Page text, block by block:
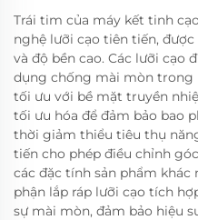
Trái tim của máy kết tinh
nghệ lưỡi cạo tiên tiến,
và độ bền cao. Các lưỡi cạo
dụng chống mài mòn trong
tối ưu với bề mặt truyền
tối ưu hóa để đảm bảo bao
thời giảm thiểu tiêu thụ
tiến cho phép điều chỉnh
các đặc tính sản phẩm khác
phận lắp ráp lưỡi cạo tích
sự mài mòn, đảm bảo hiệu